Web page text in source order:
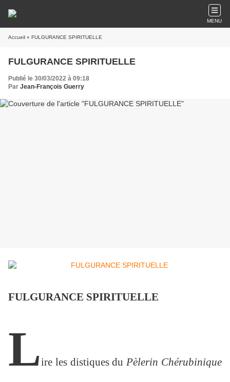
MENU
Accueil » FULGURANCE SPIRITUELLE
FULGURANCE SPIRITUELLE
Publié le 30/03/2022 à 09:18
Par Jean-François Guerry
FULGURANCE SPIRITUELLE
Lire les distiques duPèlerin Chérubinique